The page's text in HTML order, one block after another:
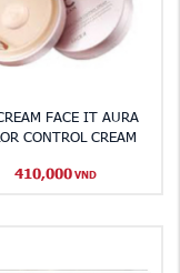
FACE IT AURA
CONTROL CREAM
410,000 VND